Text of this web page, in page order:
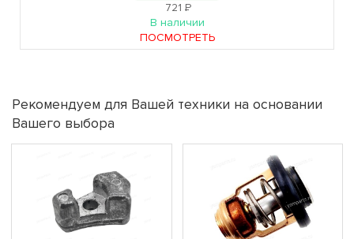
721 Р
В наличии
ПОСМОТРЕТЬ
Рекомендуем для Вашей техники на основании
Вашего выбора